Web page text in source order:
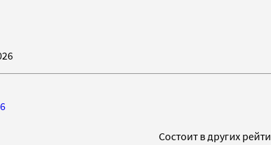
Состоит в других